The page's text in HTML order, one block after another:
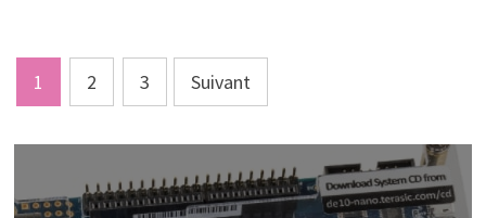
Pagination
des
1 2 3 Suivant